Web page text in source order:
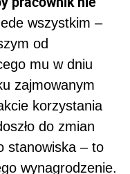
wszystkim –
od
mu w dniu
zajmowanym
korzystania
do zmian
stanowiska – to
wynagrodzenie.